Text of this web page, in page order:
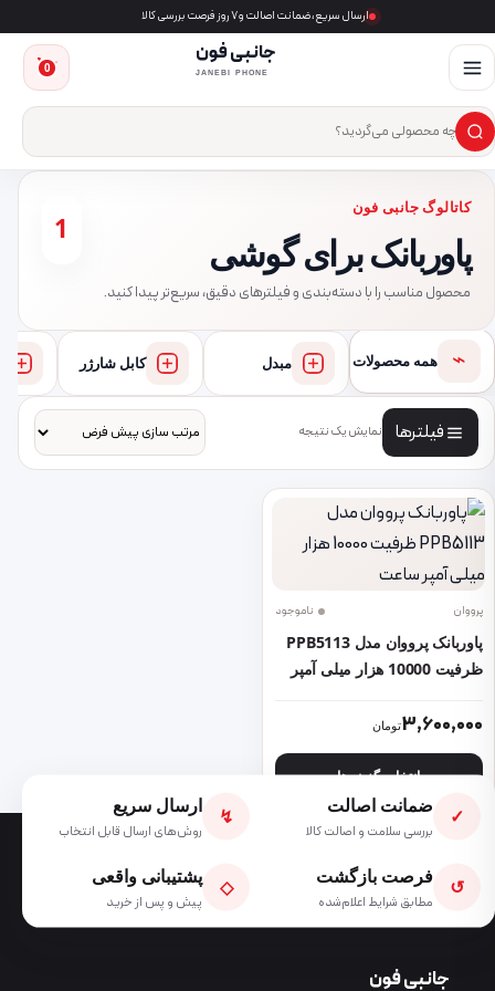
ارسال سریع، ضمانت اصالت و ۷ روز فرصت بررسی کالا
جانبی فون
JANEBI PHONE
جست‌وجوی محصول
×
0
کاتالوگ جانبی فون
پاوربانک برای گوشی
محصول مناسب را با دسته‌بندی و فیلترهای دقیق، سریع‌تر پیدا کنید.
1
⌁ همه محصولات مبدل کابل شارژر
فیلترها نمایش یک نتیجه
پرووان ناموجود
پاوربانک پرووان مدل PPB5113
ظرفیت 10000 هزار میلی آمپر
3,600,000تومان
انتخاب گزینه ها
این محصول دارای انواع مختلفی می باشد. گزینه ها ممکن است در
✓ ضمانت اصالت
بررسی سلامت و اصالت کالا
↯ ارسال سریع
روش‌های ارسال قابل انتخاب
↺ فرصت بازگشت
مطابق شرایط اعلام‌شده
◇ پشتیبانی واقعی
پیش و پس از خرید
جانبی فون